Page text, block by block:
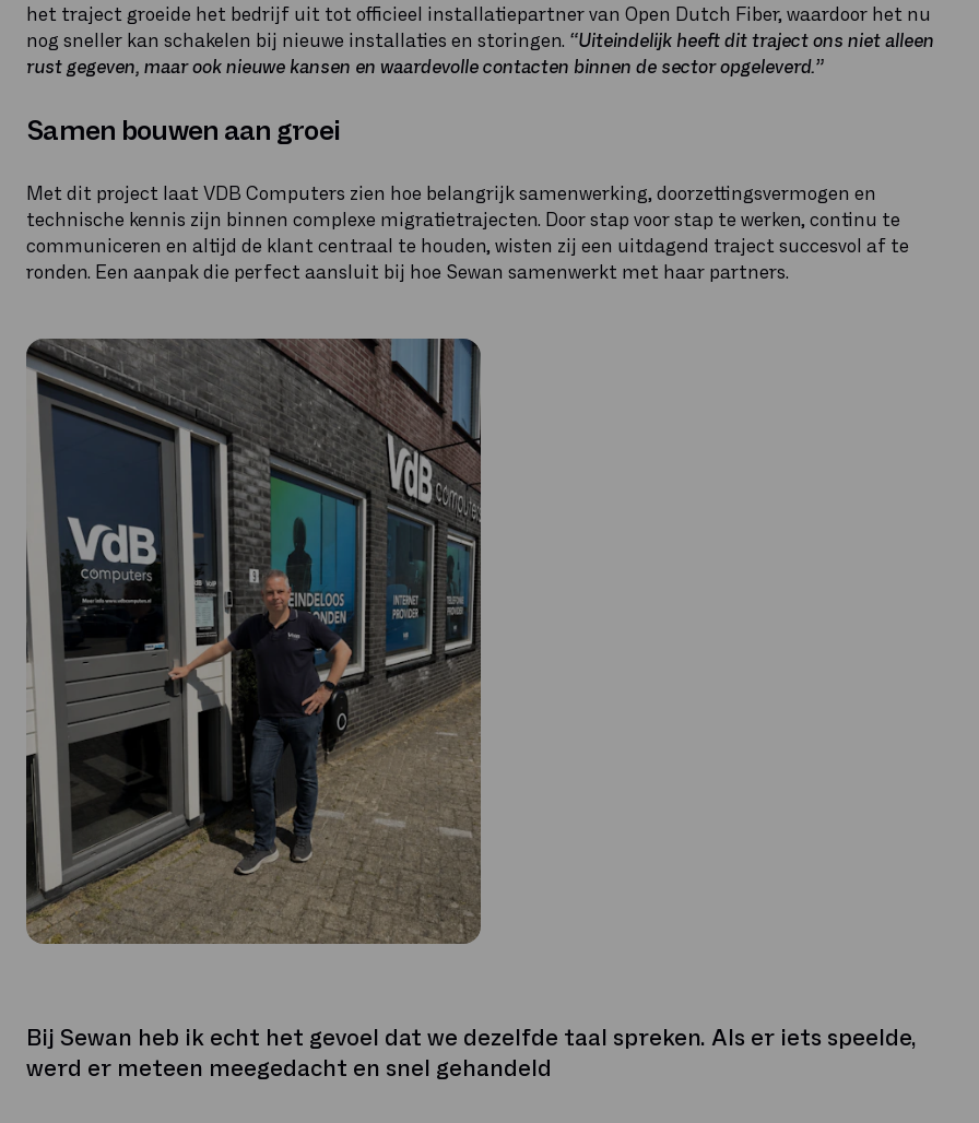
het traject groeide het bedrijf uit tot officieel installatiepartner van Open Dutch Fiber, waardoor het nu
nog sneller kan schakelen bij nieuwe installaties en storingen. “Uiteindelijk heeft dit traject ons niet alleen
rust gegeven, maar ook nieuwe kansen en waardevolle contacten binnen de sector opgeleverd.”
Samen bouwen aan groei
Met dit project laat VDB Computers zien hoe belangrijk samenwerking, doorzettingsvermogen en
technische kennis zijn binnen complexe migratietrajecten. Door stap voor stap te werken, continu te
communiceren en altijd de klant centraal te houden, wisten zij een uitdagend traject succesvol af te
ronden. Een aanpak die perfect aansluit bij hoe Sewan samenwerkt met haar partners.
Bij Sewan heb ik echt het gevoel dat we dezelfde taal spreken. Als er iets speelde,
werd er meteen meegedacht en snel gehandeld